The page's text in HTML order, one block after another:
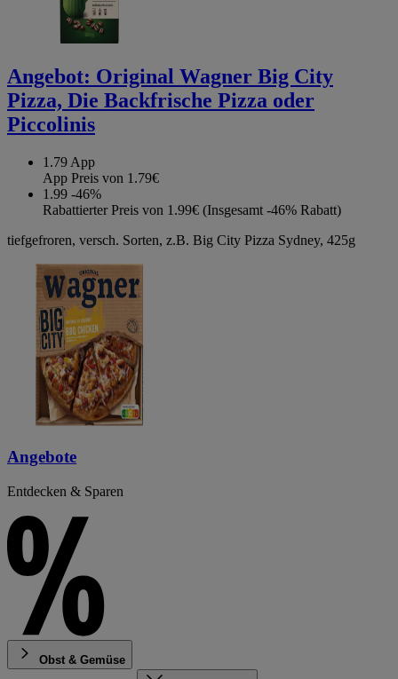
Angebot: Original Wagner Big City
Pizza, Die Backfrische Pizza oder
Piccolinis
1.79 App
App Preis von 1.79€
1.99 -46%
Rabattierter Preis von 1.99€ (Insgesamt -46% Rabatt)
tiefgefroren, versch. Sorten, z.B. Big City Pizza Sydney, 425g
Angebote
Entdecken & Sparen
Obst & Gemüse